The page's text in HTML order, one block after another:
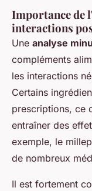
Importance de
interactions
Une analyse
compléments
les interactions
Certains
prescriptions, ce
entraîner des
exemple, le
de nombreux
Il est fortement